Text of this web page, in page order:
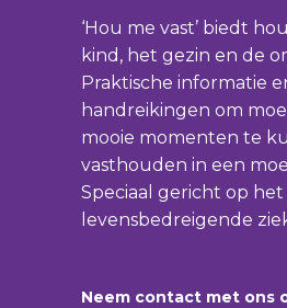
‘Hou me vast’ biedt
kind, het gezin en de
Praktische informatie
handreikingen om
mooie momenten te
vasthouden in een
Speciaal gericht op
levensbedreigende
Neem contact met ons